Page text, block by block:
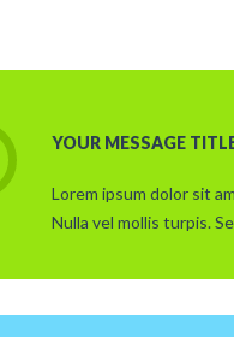
YOUR MESSAGE
Lorem ipsum dolor sit
Nulla vel mollis turpis.